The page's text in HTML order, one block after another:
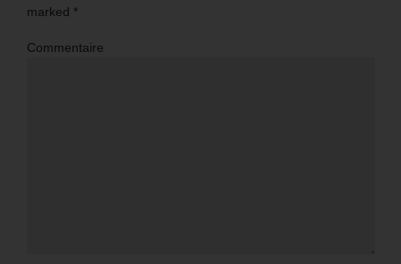
marked *
Commentaire